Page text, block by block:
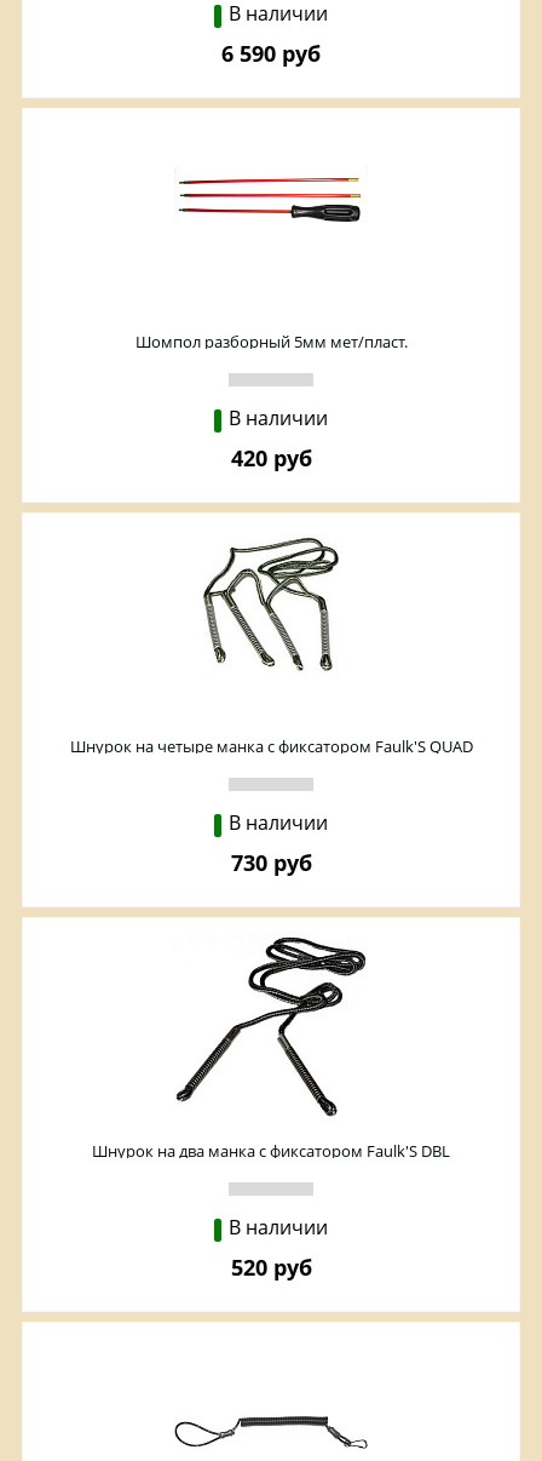
В наличии
6 590 руб
Шомпол разборный 5мм мет/пласт.
В наличии
420 руб
Шнурок на четыре манка с фиксатором Faulk'S QUAD
В наличии
730 руб
Шнурок на два манка с фиксатором Faulk'S DBL
В наличии
520 руб